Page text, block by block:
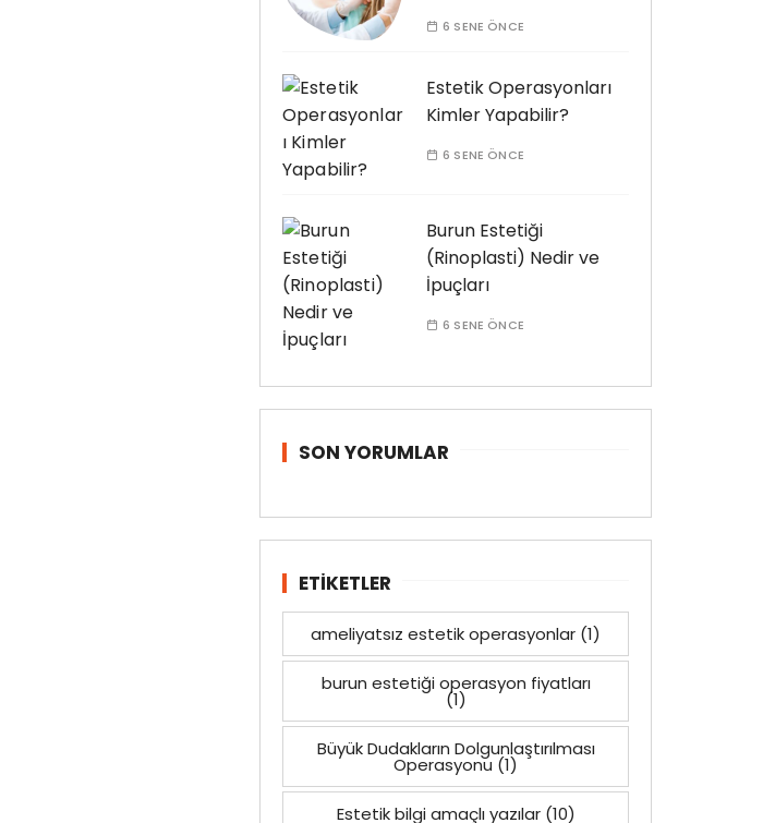
6 SENE ÖNCE
Estetik Operasyonları
Kimler Yapabilir?
6 SENE ÖNCE
Burun Estetiği
(Rinoplasti) Nedir ve
İpuçları
6 SENE ÖNCE
SON YORUMLAR
ETIKETLER
ameliyatsız estetik operasyonlar (1)
burun estetiği operasyon fiyatları
(1)
Büyük Dudakların Dolgunlaştırılması
Operasyonu (1)
Estetik bilgi amaçlı yazılar(10)